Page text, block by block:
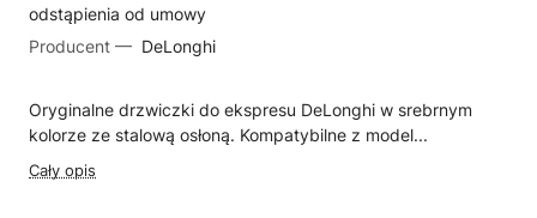
odstąpienia od umowy
Producent — DeLonghi
Oryginalne drzwiczki do ekspresu DeLonghi w srebrnym
kolorze ze stalową osłoną. Kompatybilne z model...
Cały opis